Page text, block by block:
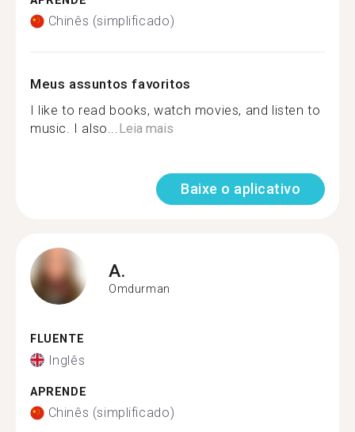
Chinês (simplificado)
Meus assuntos favoritos
I like to read books, watch movies, and listen to
music. I also...Leia mais
Baixe o aplicativo
A.
Omdurman
FLUENTE
Inglês
APRENDE
Chinês (simplificado)